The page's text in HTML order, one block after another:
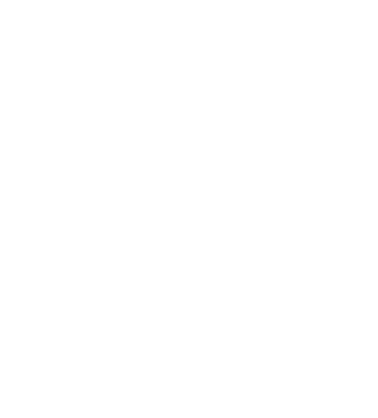
kontrol edilmemiştir.